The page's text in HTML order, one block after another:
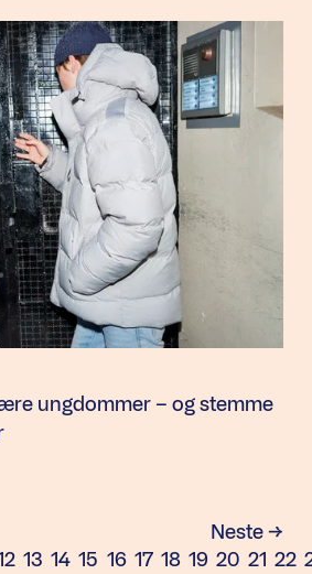
ungdommer – og stemme
Neste
Side
13 Side
14 Side
15 Side
16 Side
17 Side
18 Side
19 Side
20 Side
21 Side
22